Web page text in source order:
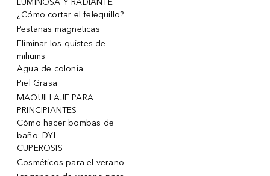
¿Cómo cortar el felequillo?
Pestanas magneticas
Eliminar los quistes de
miliums
Agua de colonia
Piel Grasa
MAQUILLAJE PARA
PRINCIPIANTES
Cómo hacer bombas de
baño: DYI
CUPEROSIS
Cosméticos para el verano